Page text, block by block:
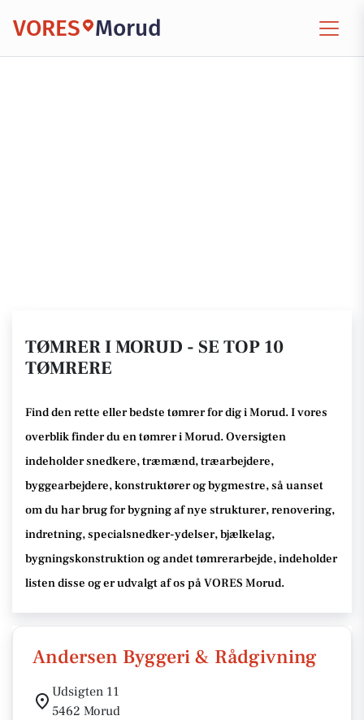
VORES Morud
TØMRER I MORUD - SE TOP 10
TØMRERE
Find den rette eller bedste tømrerfor dig i Morud. I vores
overblik finder du en tømrer i Morud.Oversigten
indeholder snedkere, træmænd, træarbejdere,
byggearbejdere, konstruktører og bygmestre,så uanset
om du har brug for bygning af nye strukturer, renovering,
indretning, specialsnedker-ydelser, bjælkelag,
bygningskonstruktion og andet tømrerarbejde, indeholder
listen disse og er udvalgt af os på VORES Morud.
Andersen Byggeri & Rådgivning
Udsigten 11
5462 Morud